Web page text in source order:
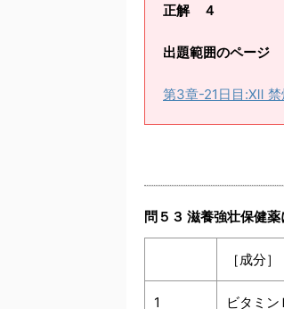
正解 ４
出題範囲のページ
第3章-21日目:Ⅻ 禁
問５３ 滋養強壮保健
［成分］
1 ビタミン